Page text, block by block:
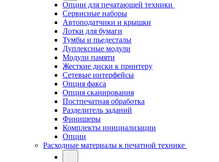
Опции для печатающей техники
Сервисные наборы
Автоподатчики и крышки
Лотки для бумаги
Тумбы и пьедесталы
Дуплексные модули
Модули памяти
Жесткие диски к принтеру
Сетевые интерфейсы
Опция факса
Опция сканирования
Постпечатная обработка
Разделитель заданий
Финишеры
Комплекты инициализации
Опции
Расходные материалы к печатной технике